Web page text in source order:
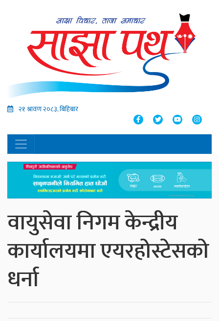
२१ श्रावण २०८३, बिहिबार
वायुसेवा निगम केन्द्रीय
कार्यालयमा एयरहोस्टेसको
धर्ना